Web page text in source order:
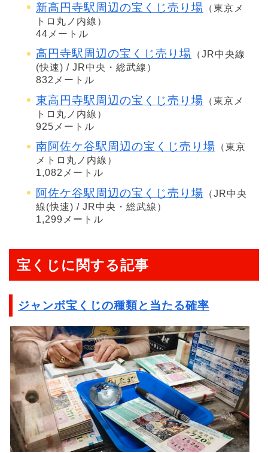
新高円寺駅周辺の宝くじ売り場 （東京メ
トロ丸ノ内線）
44メートル
高円寺駅周辺の宝くじ売り場 （JR中央線
(快速) / JR中央・総武線）
832メートル
東高円寺駅周辺の宝くじ売り場 （東京メ
トロ丸ノ内線）
925メートル
南阿佐ケ谷駅周辺の宝くじ売り場 （東京
メトロ丸ノ内線）
1,082メートル
阿佐ケ谷駅周辺の宝くじ売り場 （JR中央
線(快速) / JR中央・総武線）
1,299メートル
宝くじに関する記事
ジャンボ宝くじの種類と当たる確率